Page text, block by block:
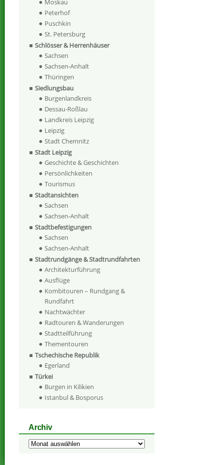
Moskau
Peterhof
Puschkin
St. Petersburg
Schlösser & Herrenhäuser
Sachsen
Sachsen-Anhalt
Thüringen
Siedlungsbau
Burgenlandkreis
Dessau-Roßlau
Landkreis Leipzig
Leipzig
Stadt Chemnitz
Stadt Leipzig
Geschichte & Geschichten
Persönlichkeiten
Tourismus
Stadtansichten
Sachsen
Sachsen-Anhalt
Stadtbefestigungen
Sachsen
Sachsen-Anhalt
Stadtrundgänge & Stadtrundfahrten
Architekturführung
Ausflüge
Kombitouren – Rundgang &
Rundfahrt
Nachtwächter
Radtouren & Wanderungen
Stadtteilführung
Thementouren
Tschechische Republik
Egerland
Türkei
Burgen in Kilikien
Istanbul & Bosporus
Archiv
Archiv